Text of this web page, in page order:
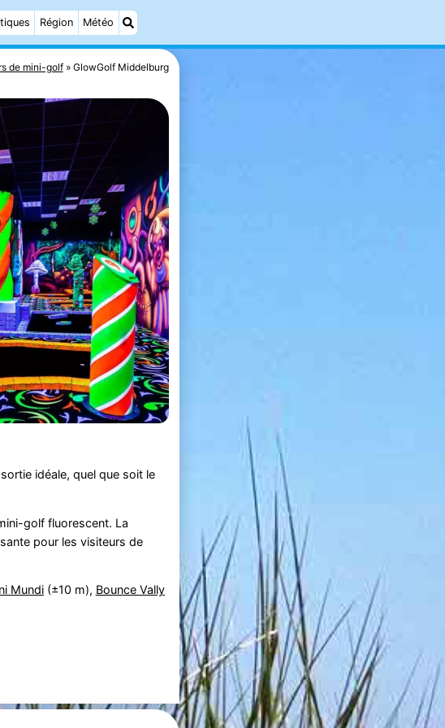
Région Météo
de mini-golf GlowGolf Middelburg
idéale, quel que soit le
golf fluorescent. La
pour les visiteurs de
Mundi(±10 m), Bounce Vally